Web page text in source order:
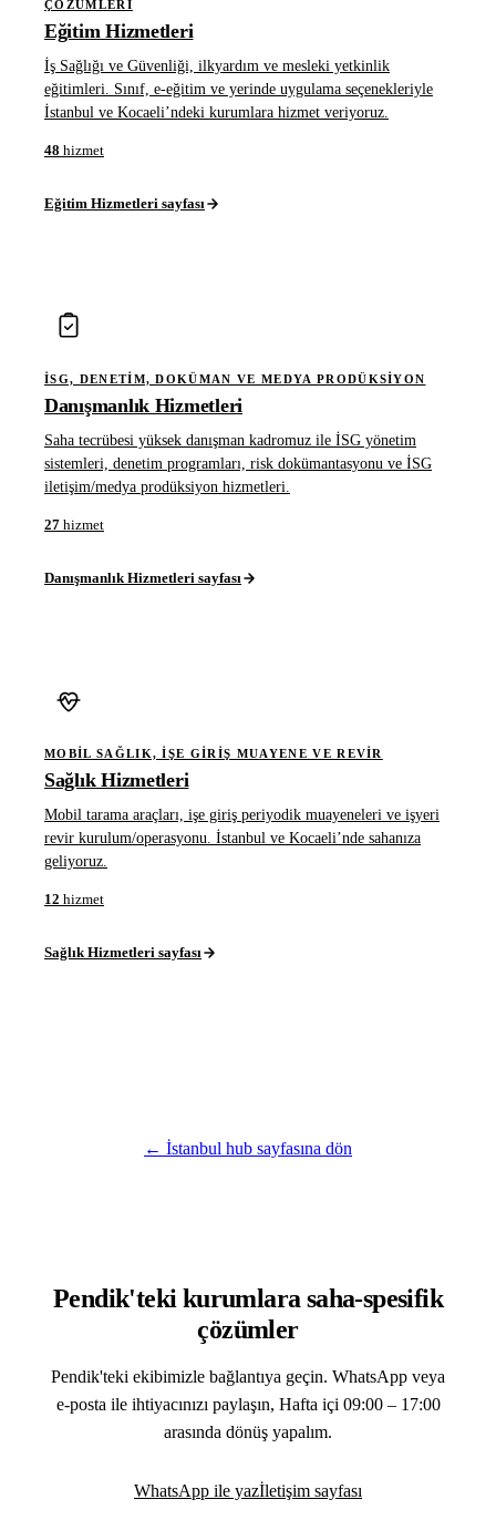
ÇÖZÜMLERI
Eğitim Hizmetleri
İş Sağlığı ve Güvenliği, ilkyardım ve mesleki yetkinlik
eğitimleri. Sınıf, e-eğitim ve yerinde uygulama seçenekleriyle
İstanbul ve Kocaeli’ndeki kurumlara hizmet veriyoruz.
48 hizmet
Eğitim Hizmetleri sayfası
İSG, DENETIM, DOKÜMAN VE MEDYA PRODÜKSIYON
Danışmanlık Hizmetleri
Saha tecrübesi yüksek danışman kadromuz ile İSG yönetim
sistemleri, denetim programları, risk dokümantasyonu ve İSG
iletişim/medya prodüksiyon hizmetleri.
27 hizmet
Danışmanlık Hizmetleri sayfası
MOBIL SAĞLIK, IŞE GIRIŞ MUAYENE VE REVIR
Sağlık Hizmetleri
Mobil tarama araçları, işe giriş periyodik muayeneleri ve işyeri
revir kurulum/operasyonu. İstanbul ve Kocaeli’nde sahanıza
geliyoruz.
12 hizmet
Sağlık Hizmetleri sayfası
← İstanbul hub sayfasına dön
Pendik'teki kurumlara saha-spesifik
çözümler
Pendik'teki ekibimizle bağlantıya geçin. WhatsApp veya
e-posta ile ihtiyacınızı paylaşın, Hafta içi 09:00 – 17:00
arasında dönüş yapalım.
WhatsApp ile yazİletişim sayfası